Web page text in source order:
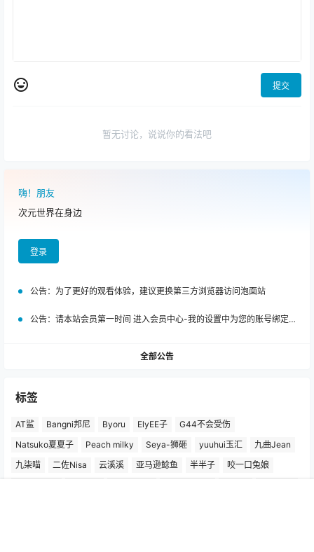
提交
暂无讨论，说说你的看法吧
嗨！朋友
次元世界在身边
登录
公告： 为了更好的观看体验，建议更换第三方浏览器访问泡面站
公告： 请本站会员第一时间 进入会员中心-我的设置中为您的账号绑定邮箱!
全部公告
标签
AT鲨 Bangni邦尼 Byoru ElyEE子
G44不会受伤
Natsuko夏夏子
Peach milky Seya-狮砸 yuuhui玉汇
九曲Jean
九柒喵
二佐Nisa 云溪溪 亚马逊鲶鱼 半半子
咬一口兔娘